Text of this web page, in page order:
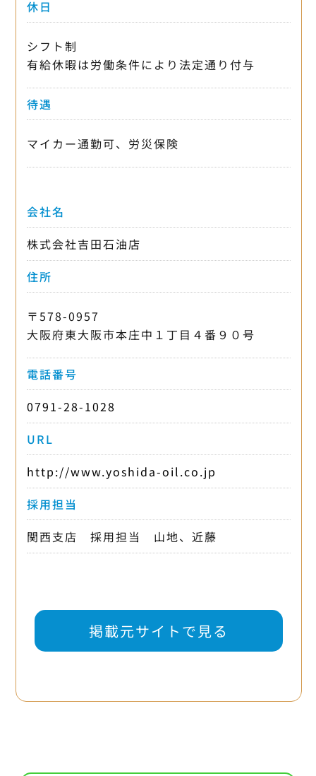
休日
シフト制
有給休暇は労働条件により法定通り付与
待遇
マイカー通勤可、労災保険
会社名
株式会社吉田石油店
住所
〒578-0957
大阪府東大阪市本庄中１丁目４番９０号
電話番号
0791-28-1028
URL
http://www.yoshida-oil.co.jp
採用担当
関西支店 採用担当 山地、近藤
掲載元サイトで見る